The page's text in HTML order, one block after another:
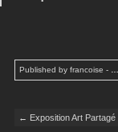
Published by francoise -
← Exposition Art Partagé